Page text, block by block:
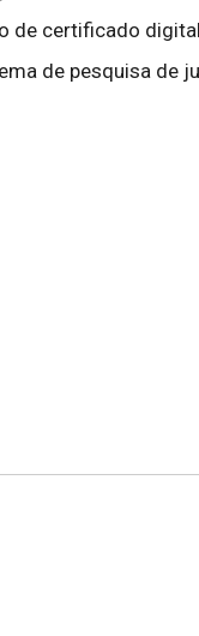
de certificado
de pesquisa de